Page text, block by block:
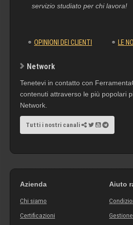
servizio studiato per chi lavora!
OPINIONI DEI CLIENTI LE
Network
Tenetevi in contatto con
contenuti attraverso le più popolari
Network.
Tutti i nostri canali
Azienda
Chi siamo
Certificazioni
Aiuto